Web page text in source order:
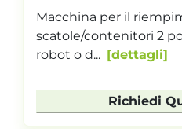
Macchina per il
scatole/contenitori 2
robot o d...
dettagli
Richiedi